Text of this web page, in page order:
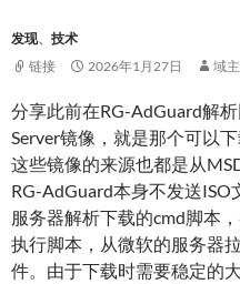
文
发现、 技术
链接
2026年1月27日 域
分享此前在RG-AdGuard解
Server镜像，就是那个可以
这些镜像的来源也都是从
RG-AdGuard本身不发送
服务器解析下载的cmd脚本
执行脚本，从微软的服务器
件。由于下载时需要稳定的